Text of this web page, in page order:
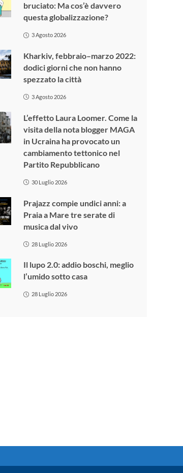
bruciato: Ma cos’è davvero
questa globalizzazione?
3 Agosto 2026
Kharkiv, febbraio–marzo 2022:
dodici giorni che non hanno
spezzato la città
3 Agosto 2026
L’effetto Laura Loomer. Come la
visita della nota blogger MAGA
in Ucraina ha provocato un
cambiamento tettonico nel
Partito Repubblicano
30 Luglio 2026
Prajazz compie undici anni: a
Praia a Mare tre serate di
musica dal vivo
28 Luglio 2026
Il lupo 2.0: addio boschi, meglio
l’umido sotto casa
28 Luglio 2026